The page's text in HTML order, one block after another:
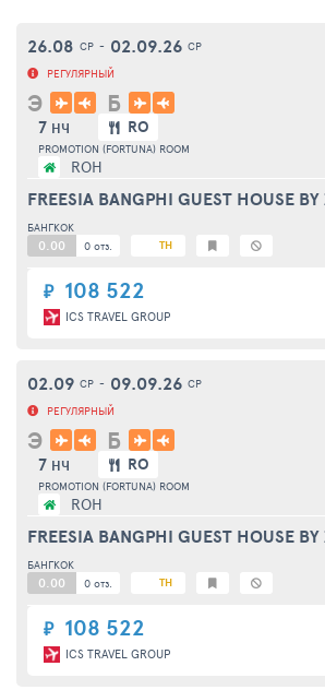
₽ 108 522
ICS TRAVEL GROUP
26.08 СР - 02.09.26 СР
РЕГУЛЯРНЫЙ
Э Б
7 НЧ RO
PROMOTION (FORTUNA) ROOM
ROH
FREESIA BANGPHI GUEST HOUSE BY
БАНГКОК
0.00 0 отз. TH
₽ 108 522
ICS TRAVEL GROUP
02.09 СР - 09.09.26 СР
РЕГУЛЯРНЫЙ
Э Б
7 НЧ RO
PROMOTION (FORTUNA) ROOM
ROH
FREESIA BANGPHI GUEST HOUSE BY
БАНГКОК
0.00 0 отз. TH